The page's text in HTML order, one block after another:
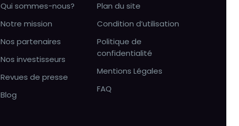
Qui sommes-nous?
Notre mission
Nos partenaires
Nos investisseurs
Revues de presse
Blog
Plan du site
Condition d’utilisation
Politique de
confidentialité
Mentions Légales
FAQ